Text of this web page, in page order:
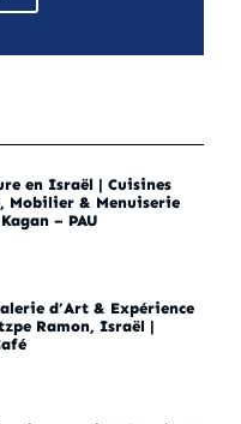
en Israël | Cuisines
Mobilier & Menuiserie
– PAU
d’Art & Expérience
Ramon, Israël |